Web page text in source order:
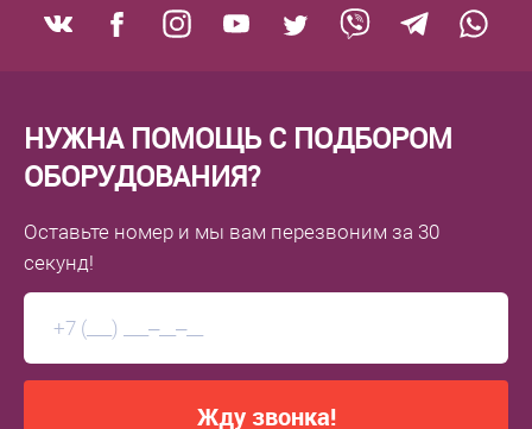
НУЖНА ПОМОЩЬ С ПОДБОРОМ
ОБОРУДОВАНИЯ?
Оставьте номер и мы вам перезвоним за 30
секунд!
Жду звонка!